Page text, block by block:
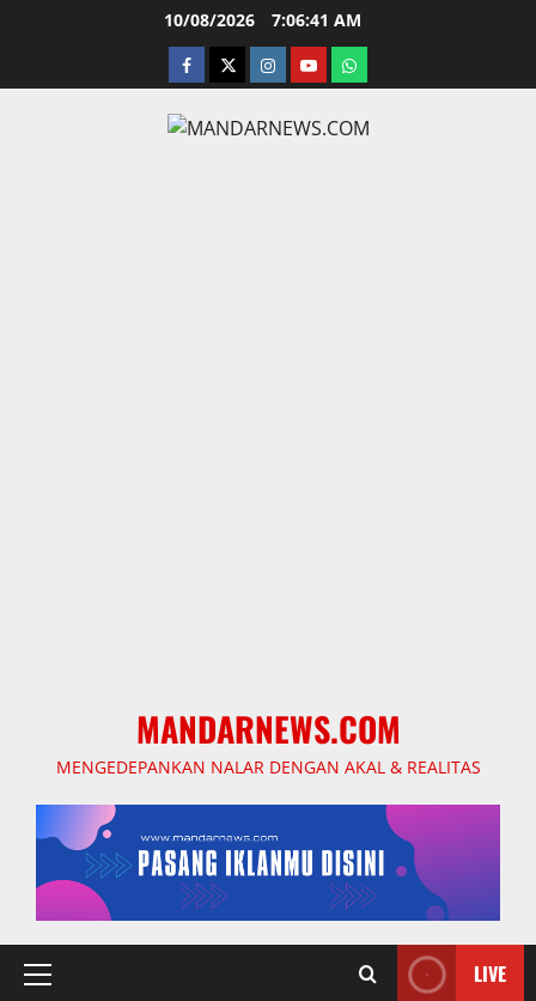
10/08/2026 7:06:42 AM
facebooktwitterinstagram.com
youtubewhatsapp
MANDARNEWS.COM
MENGEDEPANKAN NALAR DENGAN AKAL & REALITAS
Primary
LIVE